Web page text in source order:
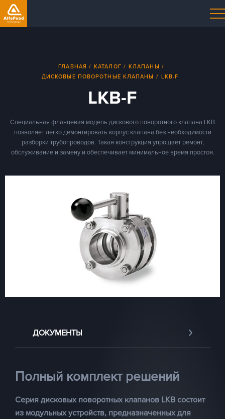
ГЛАВНАЯ КАТАЛОГ
КЛАПАНЫ
ДИСКОВЫЕ ПОВОРОТНЫЕ КЛАПАНЫ
LKB-F
LKB-F
Специальная фланцевая модель дискового поворотного клапана LKB
позволяет легко демонтировать корпус клапана без необходимости
разборки трубопроводов. Такая конструкция упрощает ремонт,
обслуживание и замену и обеспечивает минимальное время простоя.
ДОКУМЕНТЫ
Полный комплект решений
Серия дисковых поворотных клапанов LKB состоит
из модульных устройств, предназначенных для